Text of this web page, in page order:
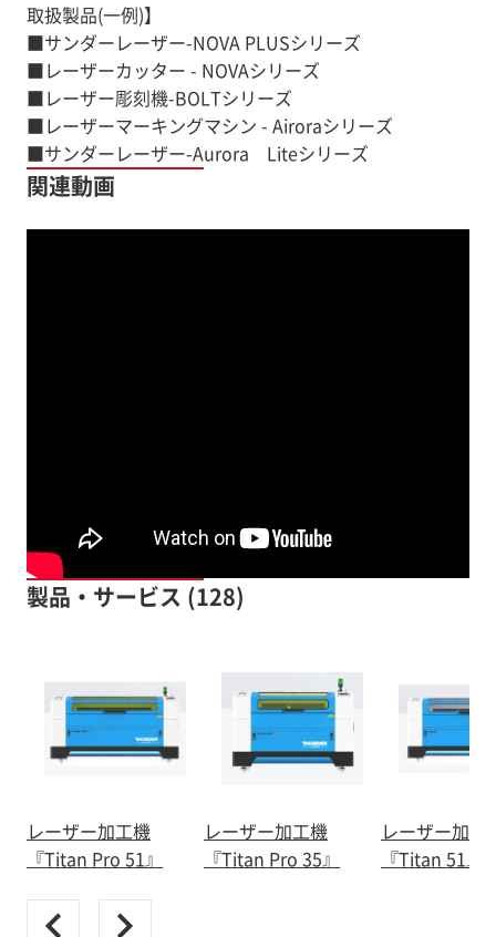
取扱製品(一例)】
■サンダーレーザー-NOVA PLUSシリーズ
■レーザーカッター - NOVAシリーズ
■レーザー彫刻機-BOLTシリーズ
■レーザーマーキングマシン - Airoraシリーズ
■サンダーレーザー-Aurora Liteシリーズ
関連動画
製品・サービス (128)
レーザー加工機
『Titan Pro 51』
レーザー加工機
『Titan Pro 35』
レーザー加工
『Titan 51』